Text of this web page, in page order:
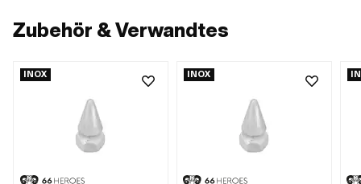
Zubehör & Verwandtes
INOX INOX